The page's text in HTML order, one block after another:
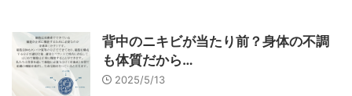
背中のニキビが当たり前？身体の不調
も体質だから…
2025/5/13